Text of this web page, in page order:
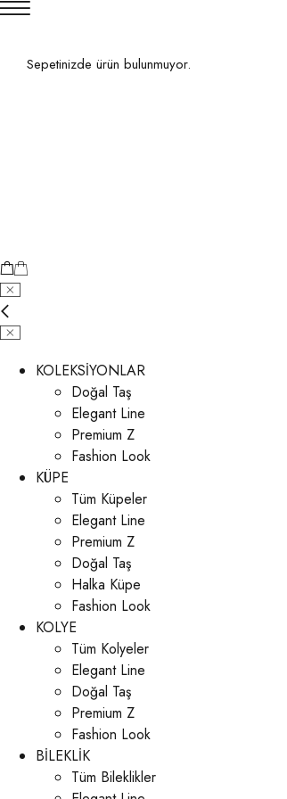
Sepetinizde ürün bulunmuyor.
KOLEKSİYONLAR
Doğal Taş
Elegant Line
Premium Z
Fashion Look
KÜPE
Tüm Küpeler
Elegant Line
Premium Z
Doğal Taş
Halka Küpe
Fashion Look
KOLYE
Tüm Kolyeler
Elegant Line
Doğal Taş
Premium Z
Fashion Look
BİLEKLİK
Tüm Bileklikler